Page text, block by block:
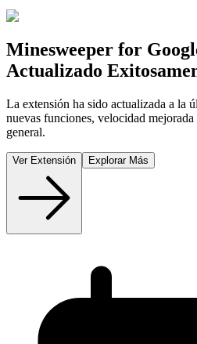
Minesweeper for
Actualizado
La extensión ha sido actualizada a la
nuevas funciones, velocidad
general.
Ver Extensión Explorar Más